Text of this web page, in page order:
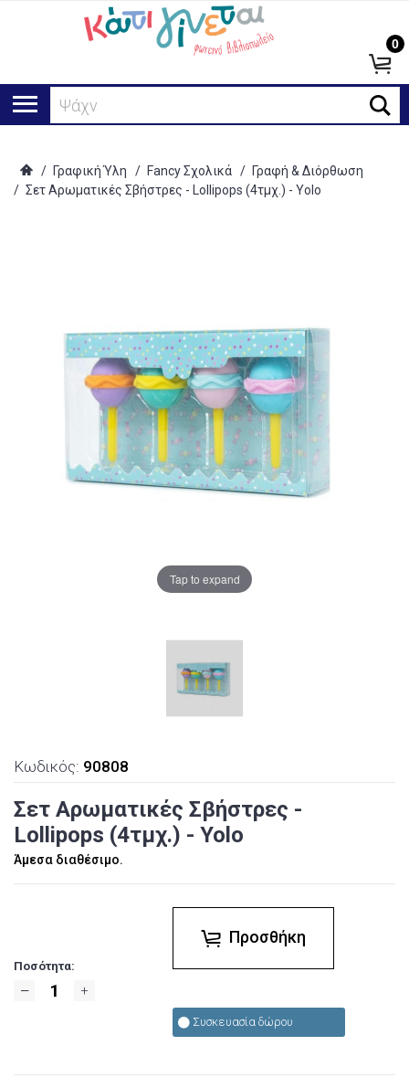
Ψάχνω
0
/ Γραφική Ύλη / Fancy Σχολικά / Γραφή & Διόρθωση
/ Σετ Αρωματικές Σβήστρες - Lollipops (4τμχ.) - Yolo
Tap to expand
Κωδικός: 90808
Σετ Αρωματικές Σβήστρες -
Lollipops (4τμχ.) - Yolo
Άμεσα διαθέσιμο.
Ποσότητα:
Προσθήκη
Συσκευασία δώρου